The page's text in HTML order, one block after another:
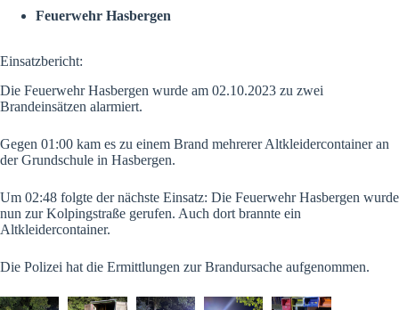
Feuerwehr Hasbergen
Einsatzbericht:
Die Feuerwehr Hasbergen wurde am 02.10.2023 zu zwei
Brandeinsätzen alarmiert.
Gegen 01:00 kam es zu einem Brand mehrerer Altkleidercontainer an
der Grundschule in Hasbergen.
Um 02:48 folgte der nächste Einsatz: Die Feuerwehr Hasbergen wurde
nun zur Kolpingstraße gerufen. Auch dort brannte ein
Altkleidercontainer.
Die Polizei hat die Ermittlungen zur Brandursache aufgenommen.